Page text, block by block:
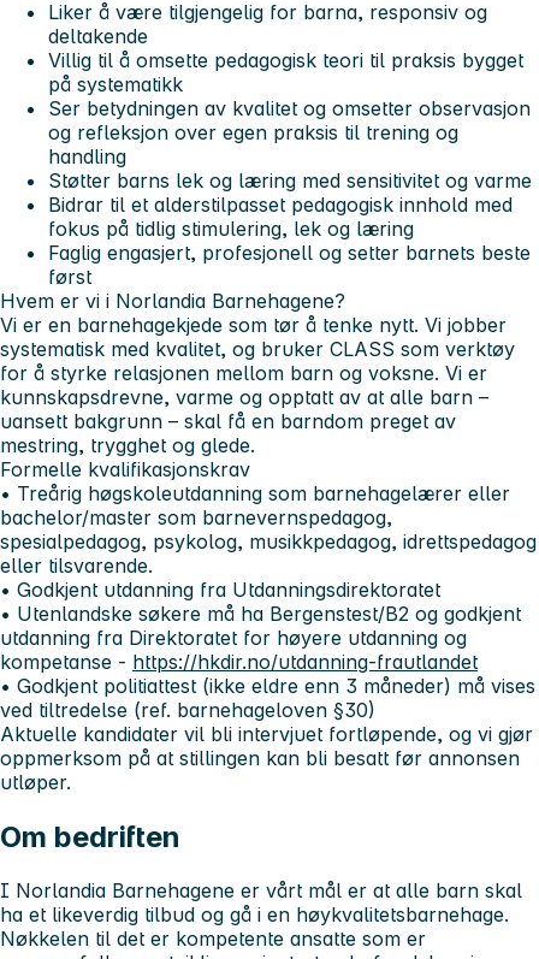
Liker å være tilgjengelig for barna, responsiv og
deltakende
Villig til å omsette pedagogisk teori til praksis bygget
på systematikk
Ser betydningen av kvalitet og omsetter observasjon
og refleksjon over egen praksis til trening og
handling
Støtter barns lek og læring med sensitivitet og varme
Bidrar til et alderstilpasset pedagogisk innhold med
fokus på tidlig stimulering, lek og læring
Faglig engasjert, profesjonell og setter barnets beste
først
Hvem er vi i Norlandia Barnehagene?
Vi er en barnehagekjede som tør å tenke nytt. Vi jobber
systematisk med kvalitet, og bruker CLASS som verktøy
for å styrke relasjonen mellom barn og voksne. Vi er
kunnskapsdrevne, varme og opptatt av at alle barn –
uansett bakgrunn – skal få en barndom preget av
mestring, trygghet og glede.
Formelle kvalifikasjonskrav
• Treårig høgskoleutdanning som barnehagelærer eller
bachelor/master som barnevernspedagog,
spesialpedagog, psykolog, musikkpedagog, idrettspedagog
eller tilsvarende.
• Godkjent utdanning fra Utdanningsdirektoratet
• Utenlandske søkere må ha Bergenstest/B2 og godkjent
utdanning fra Direktoratet for høyere utdanning og
kompetanse - https://hkdir.no/utdanning-frautlandet
• Godkjent politiattest (ikke eldre enn 3 måneder) må vises
ved tiltredelse (ref. barnehageloven §30)
Aktuelle kandidater vil bli intervjuet fortløpende, og vi gjør
oppmerksom på at stillingen kan bli besatt før annonsen
utløper.
Om bedriften
I Norlandia Barnehagene er vårt mål er at alle barn skal
ha et likeverdig tilbud og gå i en høykvalitetsbarnehage.
Nøkkelen til det er kompetente ansatte som er